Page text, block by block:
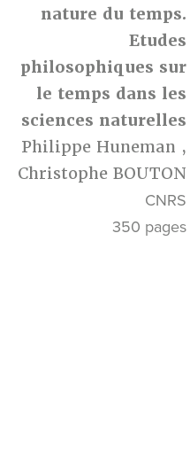
nature du temps.
Etudes
philosophiques sur
le temps dans les
sciences naturelles
Philippe Huneman ,
Christophe BOUTON
CNRS
350 pages